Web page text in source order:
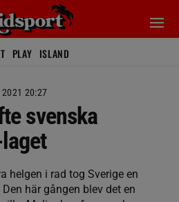
PLAY ISLAND
2021 20:27
svenska
helgen i rad tog Sverige en
här gången blev det en